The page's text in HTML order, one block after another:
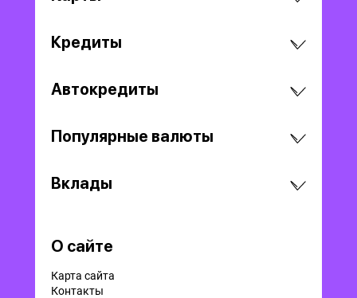
Кредиты
Автокредиты
Популярные валюты
Вклады
О сайте
Карта сайта
Контакты